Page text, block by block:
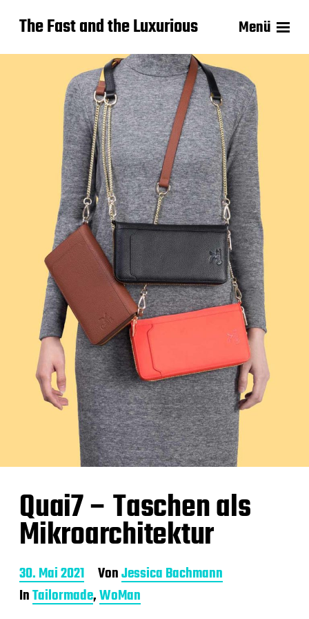
The Fast and the Luxurious Menü
Quai7 – Taschen als
Mikroarchitektur
B
e
i
30. Mai 2021 VonJessica Bachmann
InTailormade,WoMan